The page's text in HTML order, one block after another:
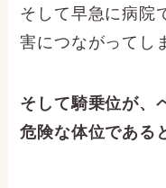
そして早急に病院
害につながってし
そして騎乗位が、
危険な体位である